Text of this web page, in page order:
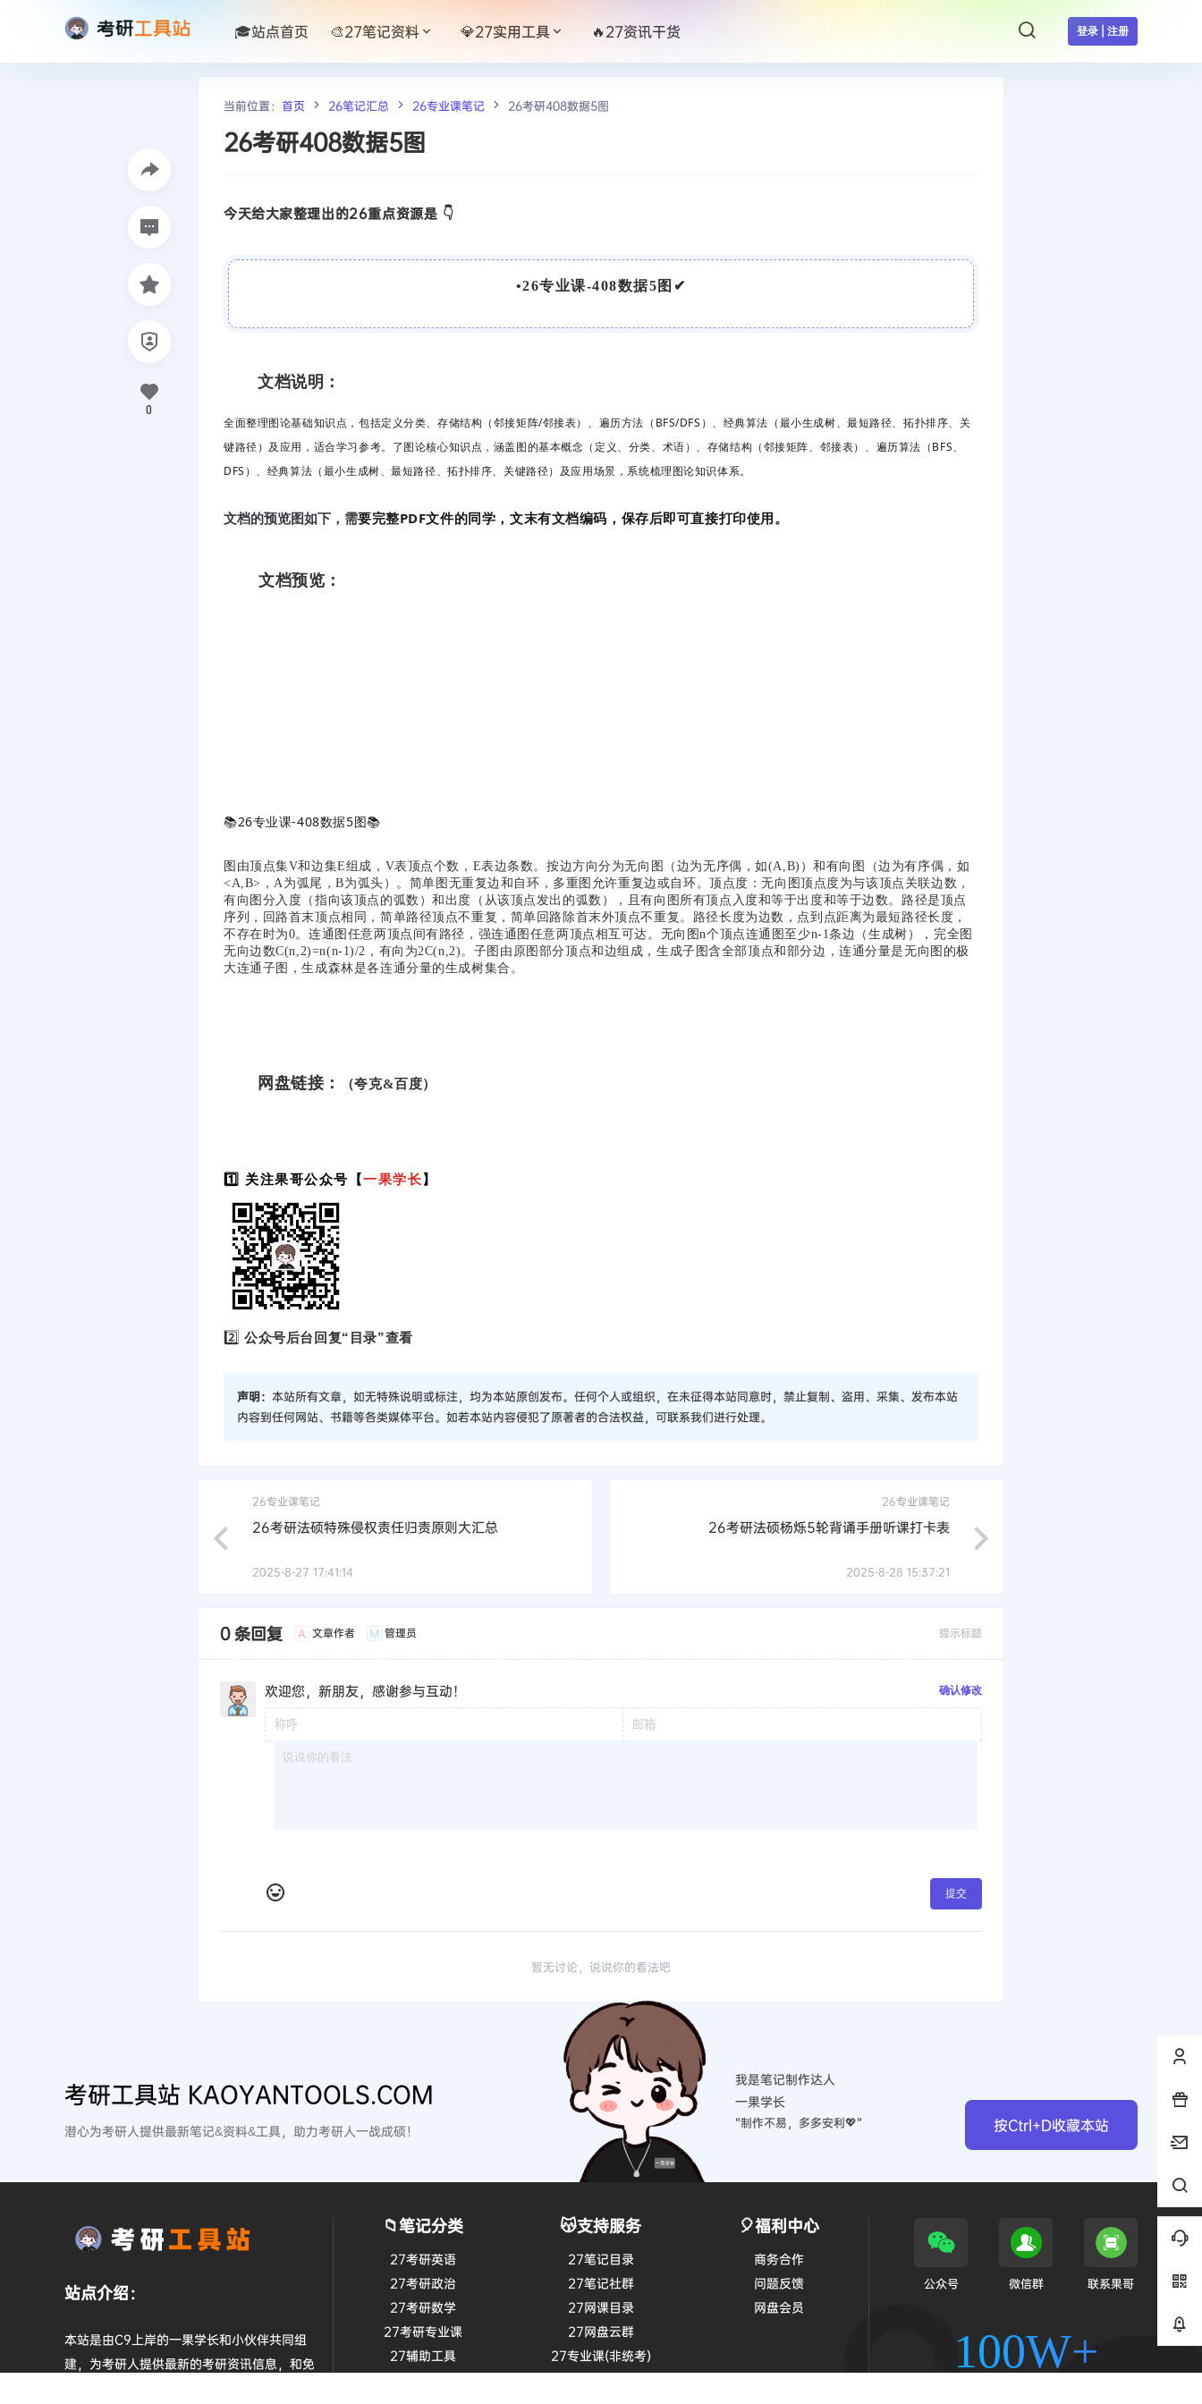
登录 | 注册
🎓站点首页 🎨27笔记资料 💎27实用工具 🔥27资讯干货
当前位置： 首页 26笔记汇总 26专业课笔记 26考研408数据5图
26考研408数据5图
今天给大家整理出的26重点资源是 👇
•26专业课-408数据5图 ✔
文档说明：
全面整理图论基础知识点，包括定义分类、存储结构（邻接矩阵/邻接表）、遍历方法（BFS/DFS）、经典算法（最小生成树、最短路径、拓扑排序、关
键路径）及应用，适合学习参考。了图论核心知识点，涵盖图的基本概念（定义、分类、术语）、存储结构（邻接矩阵、邻接表）、遍历算法（BFS、
DFS）、经典算法（最小生成树、最短路径、拓扑排序、关键路径）及应用场景，系统梳理图论知识体系。
文档的预览图如下，需要完整PDF文件的同学，文末有文档编码，保存后即可直接打印使用。
文档预览：
📚26专业课-408数据5图📚
图由顶点集V和边集E组成，V表顶点个数，E表边条数。按边方向分为无向图（边为无序偶，如(A,B)）和有向图（边为有序偶，如
<A,B>，A为弧尾，B为弧头）。简单图无重复边和自环，多重图允许重复边或自环。顶点度：无向图顶点度为与该顶点关联边数，
有向图分入度（指向该顶点的弧数）和出度（从该顶点发出的弧数），且有向图所有顶点入度和等于出度和等于边数。路径是顶点
序列，回路首末顶点相同，简单路径顶点不重复，简单回路除首末外顶点不重复。路径长度为边数，点到点距离为最短路径长度，
不存在时为0。连通图任意两顶点间有路径，强连通图任意两顶点相互可达。无向图n个顶点连通图至少n-1条边（生成树），完全图
无向边数C(n,2)=n(n-1)/2，有向为2C(n,2)。子图由原图部分顶点和边组成，生成子图含全部顶点和部分边，连通分量是无向图的极
大连通子图，生成森林是各连通分量的生成树集合。
网盘链接： （夸克&百度）
1️⃣ 关注果哥公众号【一果学长】
2️⃣公众号后台回复“目录”查看
声明： 本站所有文章，如无特殊说明或标注，均为本站原创发布。任何个人或组织，在未征得本站同意时，禁止复制、盗用、采集、发布本站
内容到任何网站、书籍等各类媒体平台。如若本站内容侵犯了原著者的合法权益，可联系我们进行处理。
0
26专业课笔记
26考研法硕特殊侵权责任归责原则大汇总
2025-8-27 17:41:14
26专业课笔记
26考研法硕杨烁5轮背诵手册听课打卡表
2025-8-28 15:37:21
0 条回复 A 文章作者 M 管理员 提示标题
欢迎您，新朋友，感谢参与互动！ 确认修改
提交
暂无讨论，说说你的看法吧
考研工具站 KAOYANTOOLS.COM
潜心为考研人提供最新笔记&资料&工具，助力考研人一战成硕！ 按Ctrl+D收藏本站
我是笔记制作达人
一果学长
“制作不易，多多安利💖”
站点介绍：
本站是由C9上岸的一果学长和小伙伴共同组
建，为考研人提供最新的考研资讯信息，和免
📁笔记分类
27考研英语
27考研政治
27考研数学
27考研专业课
27辅助工具
😽支持服务
27笔记目录
27笔记社群
27网课目录
27网盘云群
27专业课(非统考)
🎈福利中心
商务合作
问题反馈
网盘会员
公众号 微信群 联系果哥
100W+